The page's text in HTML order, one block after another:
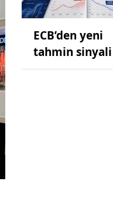
ECB’den yeni
tahmin sinyali